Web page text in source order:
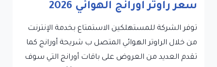
سعر راوتر اورانج الهوائي 2026
توفر الشركة للمستهلكين الاستمتاع بخدمة الإنترنت
من خلال الراوتر الهوائي المتصل ب شريحة أورانج كما
تقدم العديد من العروض على باقات أورانج التي سوف